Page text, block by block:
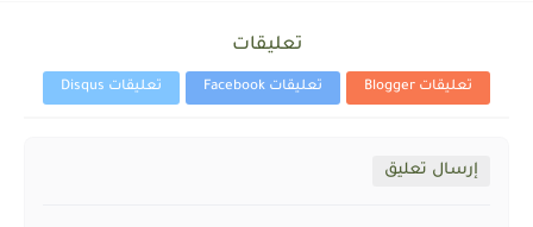
تعليقات
تعليقات Blogger تعليقات Facebook تعليقات Disqus
إرسال تعليق